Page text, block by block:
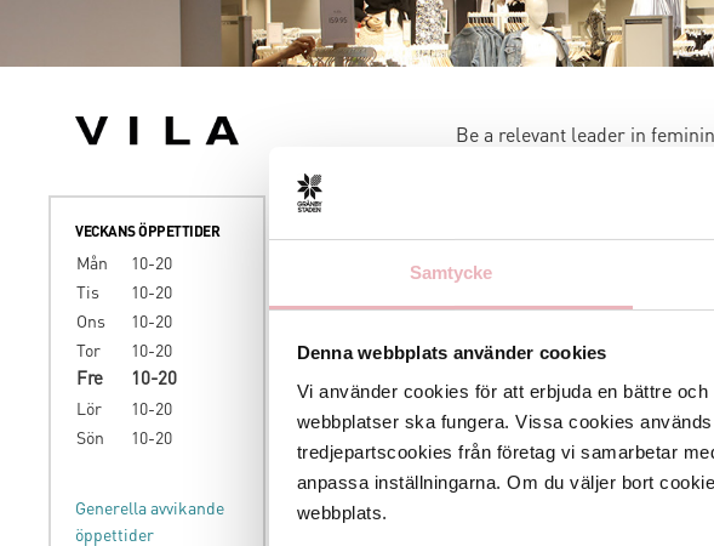
Samtycke
Denna webbplats använder cookies
Vi använder cookies för att erbjuda en bättre
webbplatser ska fungera. Vissa cookies
tredjepartscookies från företag vi samarbetar
anpassa inställningarna. Om du väljer bort
webbplats.
VECKANS ÖPPETTIDER
Mån
10-20
Tis
10-20
Ons
10-20
Tor
10-20
Fre 10-20
Lör
10-20
Sön
10-20
Generella avvikande
öppettider
Be a relevant leader in
of honest design build upon
universe aims to inspire and
www.vilasweden.se